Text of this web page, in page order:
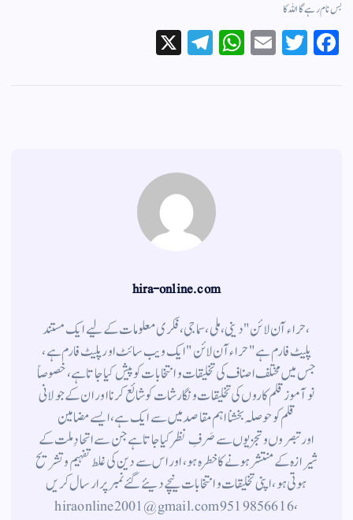
بس نام رہے گا اللہ کا
Fa
ce
T
wi
E
m
W
ha
Te
le
hira-online.com
،حراء آن لائن" دینی ، ملی ، سماجی ، فکری معلومات کے لیے ایک مستند
پلیٹ فارم ہے " حراء آن لائن " ایک ویب سائٹ اور پلیٹ فارم ہے ،
جس میں مختلف اصناف کی تخلیقات و انتخابات کو پیش کیا جاتا ہے ، خصوصاً
نوآموز قلم کاروں کی تخلیقات و نگارشات کو شائع کرنا اور ان کے جولانی
قلم کوحوصلہ بخشنا اہم مقاصد میں سے ایک ہے ، ایسے مضامین
اورتبصروں وتجزیوں سے صَرفِ نظر کیا جاتاہے جن سے اتحادِ ملت کے
شیرازہ کے منتشر ہونے کاخطرہ ہو ، اور اس سے دین کی غلط تفہیم وتشریح
ہوتی ہو، اپنی تخلیقات و انتخابات نیچے دیئے گئے نمبر پر ارسال کریں
، 9519856616 hiraonline2001@gmail.com